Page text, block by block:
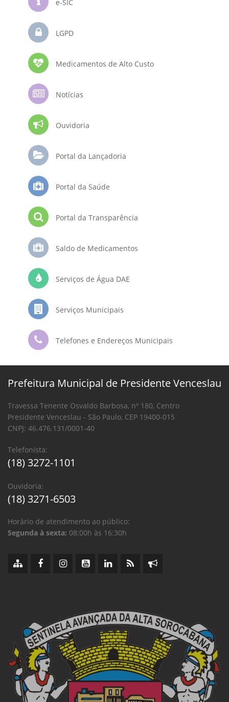
e-SIC
LGPD
Medicamentos de Alto Custo
Notícias
Ouvidoria
Portal da Lançadoria
Portal da Saúde
Portal da Transparência
Saldo de Medicamentos
Serviços de Água DAE
Serviços Municipais
Telefones e Endereços Municipais
Prefeitura Municipal de Presidente Venceslau
Travessa Tenente Osvaldo Barbosa, nº 180, Centro
Presidente Venceslau - São Paulo, CEP 19400-015
CNPJ: 46.476.131/0001-40
Telefonista:
(18) 3272-1101
Ouvidoria:
(18) 3271-6503
Horário de atendimento ao público:
Segunda à sexta: 08:00h às 16:30h